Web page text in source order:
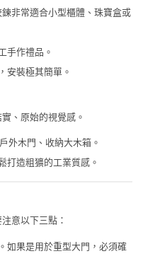
非常適合小型櫃體、珠寶盒或
手作禮品。
安裝極其簡單。
、原始的視覺感。
外木門、收納大木箱。
打造粗獷的工業質感。
意以下三點：
如果是用於重型大門，必須確